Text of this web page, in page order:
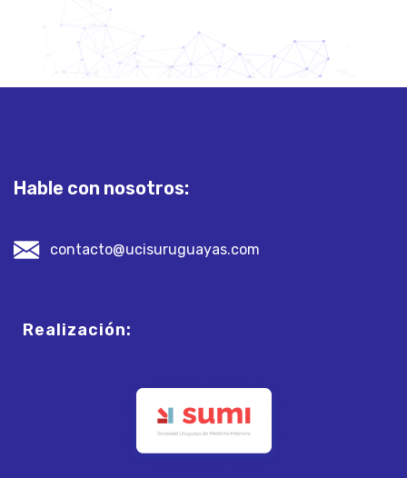
Hable con nosotros:
contacto@ucisuruguayas.com
Realización: